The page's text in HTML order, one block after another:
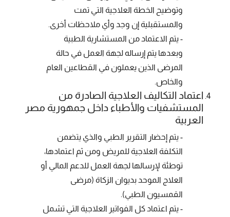
وتوضيح الخطة العلاجية التي تمت
والمستقبلية إن وجد وأي ملاحظات أخرى.
- يتم الاعتماد من المستشارية الطبية
وبعدها يتم إرساله لجهة العمل في حالة
المرضى الذين يعملون في القطاعين العام
والخاص.
اعتماد التكاليف العلاجية الصادرة من
المستشفيات والأطباء داخل جمهورية مصر
العربية
- يتم إحضار التقرير الطبي والذي يتضمن
التكلفة العلاجية للمريض ومن ثم اعتمادها،
توطئة لإرسالها لجهة العمل للدعم المالي أو
العلاج الموحد بديوان الزكاة (مرضى
القمسيون الطبي).
- يتم اعتماد كل الفواتير العلاجية التي تشمل